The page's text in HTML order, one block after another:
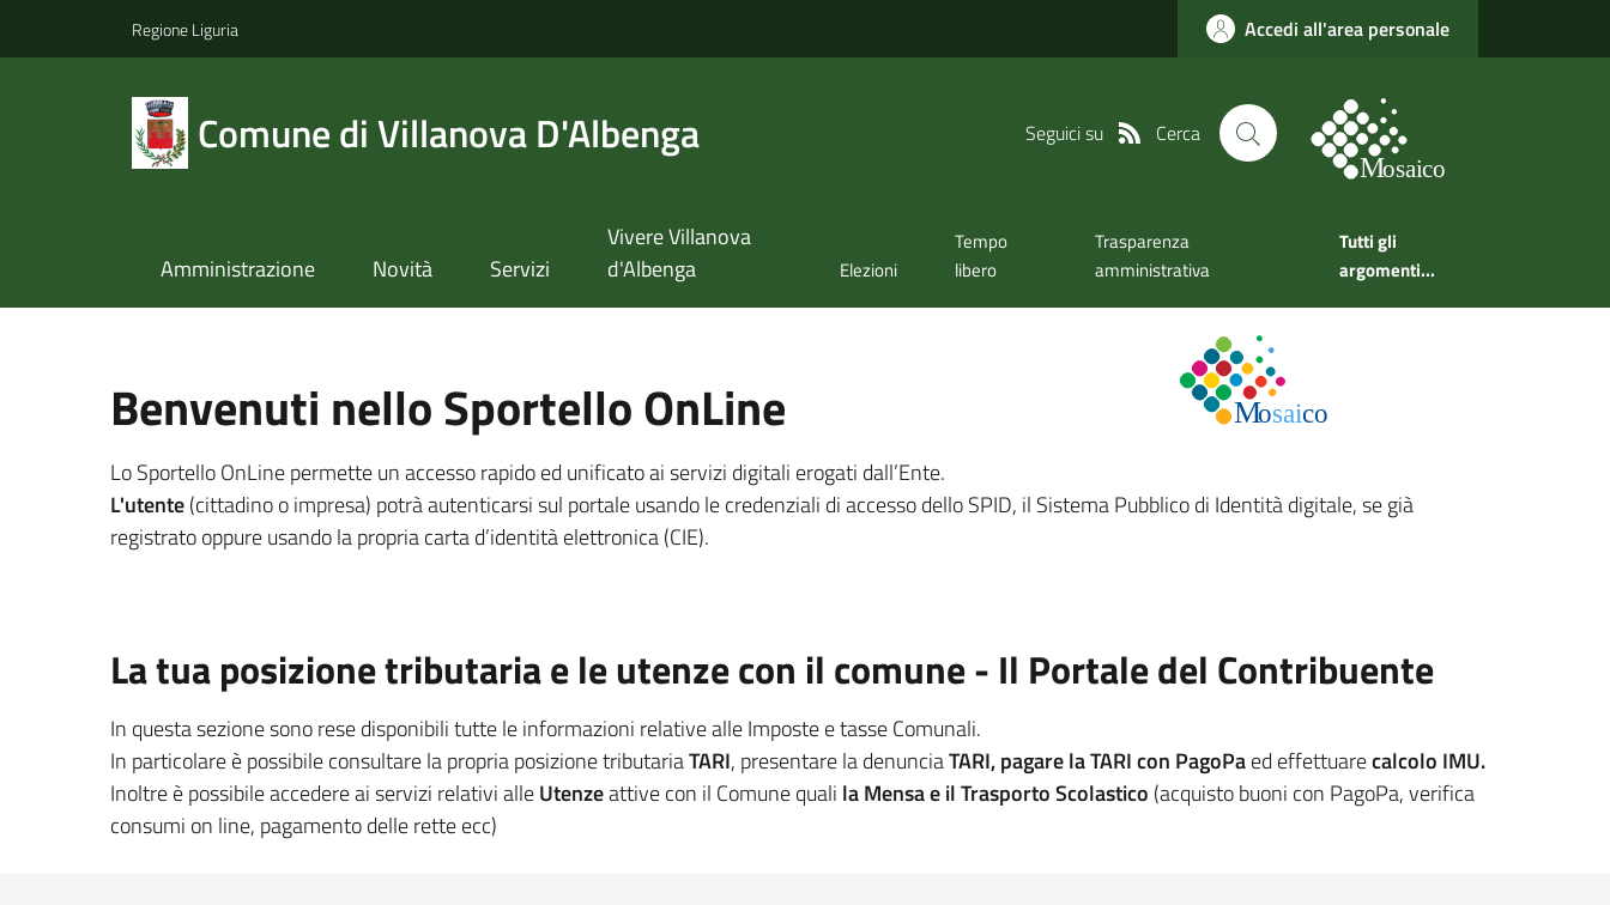
Regione Liguria Accedi all'area personale
Comune di Villanova D'Albenga Seguici su Cerca
Amministrazione Novità Servizi
Vivere Villanova
d'Albenga
Elezioni
Tempo
libero
Trasparenza
amministrativa
Tutti gli
argomenti...
Benvenuti nello Sportello OnLine
Lo Sportello OnLine permette un accesso rapido ed unificato ai servizi digitali erogati dall’Ente.
L'utente(cittadino o impresa) potrà autenticarsi sul portale usando le credenziali di accesso dello SPID, il Sistema Pubblico di Identità digitale, se già
registrato oppure usando la propria carta d’identità elettronica (CIE).
La tua posizione tributaria e le utenze con il comune - Il Portale del Contribuente
In questa sezione sono rese disponibili tutte le informazioni relative alle Imposte e tasse Comunali.
In particolare è possibile consultare la propria posizione tributariaTARI, presentare la denunciaTARI, pagare la TARI con PagoPaed effettuarecalcolo IMU.
Inoltre è possibile accedere ai servizi relativi alleUtenzeattive con il Comune quali la Mensa e il Trasporto Scolastico (acquisto buoni con PagoPa, verifica
consumi on line, pagamento delle rette ecc)